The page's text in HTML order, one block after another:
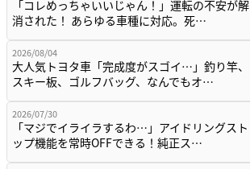
「コレめっちゃいいじゃん！」運転の不安が解
消された！ あらゆる車種に対応。死…
2026/08/04
大人気トヨタ車「完成度がスゴイ…」釣り竿、
スキー板、ゴルフバッグ、なんでもオ…
2026/07/30
「マジでイライラするわ…」アイドリングスト
ップ機能を常時OFFできる！純正ス…